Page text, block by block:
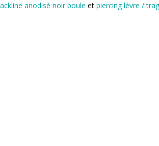
anodisé noir boule et piercing lèvre /